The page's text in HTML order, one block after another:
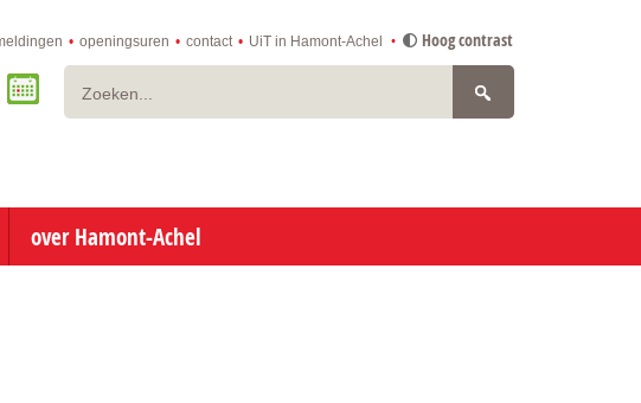
openingsuren contact UiT in Hamont-Achel Hoog contrast
online
afspraken
over Hamont-Achel